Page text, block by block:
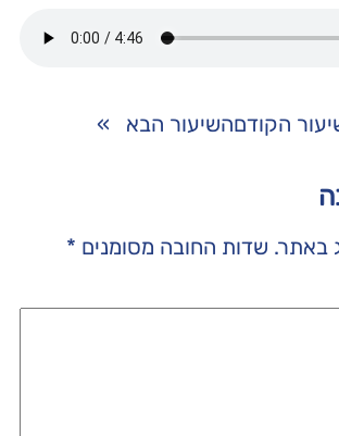
הקודםהשיעור הבא »
באתר. שדות החובה מסומנים *